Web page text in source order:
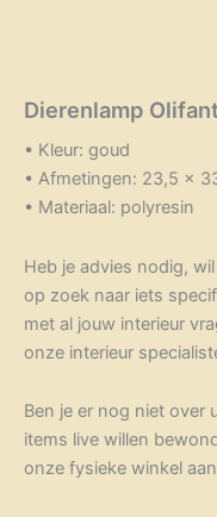
Dierenlamp
• Kleur: goud
• Afmetingen: 23,5 x
• Materiaal: polyresin
Heb je advies nodig,
op zoek naar iets
met al jouw interieur
onze interieur
Ben je er nog niet over
items live willen
onze fysieke winkel